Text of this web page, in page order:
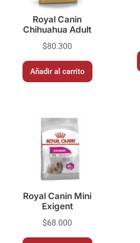
Royal Canin
Chihuahua Adult
$80.300
Añadir al carrito
Royal Canin Mini
Exigent
$68.000